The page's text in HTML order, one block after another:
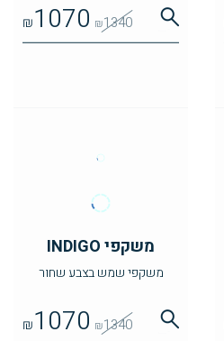
₪1340
₪1070
משקפי INDIGO
משקפי שמש בצבע שחור
₪1340
₪1070